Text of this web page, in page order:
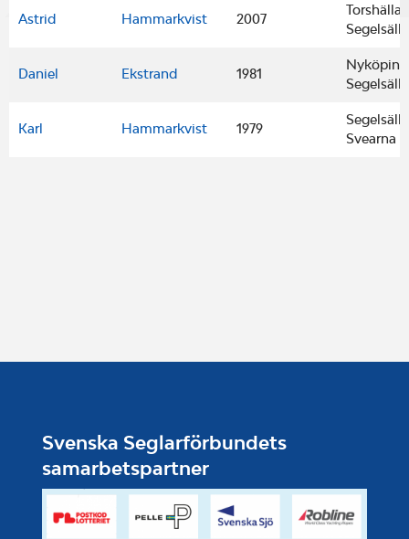
Astrid Hammarkvist 2007
Torshälla
Daniel Ekstrand 1981
Karl Hammarkvist 1979
Svearna
Svenska Seglarförbundets
samarbetspartner